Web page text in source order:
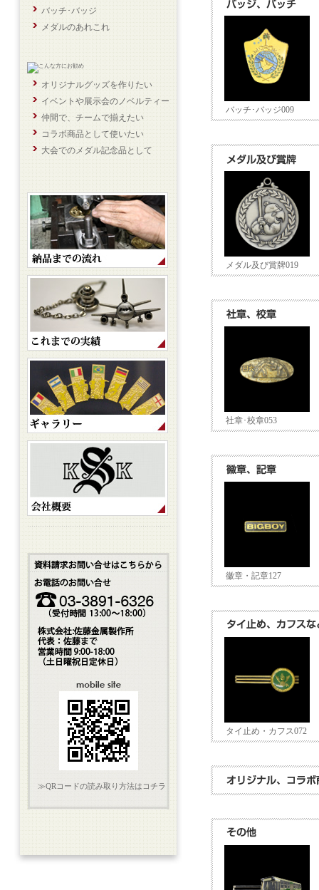
バッチ･バッジ
メダルのあれこれ
オリジナルグッズを作りたい
イベントや展示会のノベルティー
仲間で、チームで揃えたい
コラボ商品として使いたい
大会でのメダル記念品として
≫QRコードの読み取り方法はコチラ
バッチ･バッジ009
メダル及び賞牌019
社章･校章053
徽章・記章127
タイ止め・カフス072